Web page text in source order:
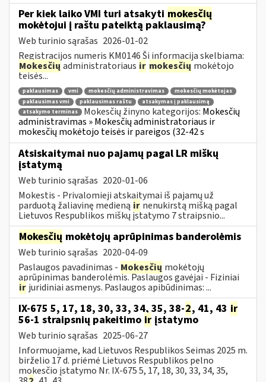
Per kiek laiko VMI turi atsakyti mokesčių
mokėtojui į raštu pateiktą paklausimą?
Web turinio sąrašas 2026-01-02
Registracijos numeris KM0146 Ši informacija skelbiama:
Mokesčių administratoriaus ir mokesčių mokėtojo
teisės...
paklausimas vmi mokesčių administravimas
mokesčių mokėtojas
paklausimas vmi
paklausimas raštu
atsakymas į paklausimą
atsakymo terminas
Mokesčių žinyno kategorijos: Mokesčių
administravimas » Mokesčių administratoriaus ir
mokesčių mokėtojo teisės ir pareigos (32-42 s
Atsiskaitymai nuo pajamų pagal LR miškų
įstatymą
Web turinio sąrašas 2020-01-06
Mokestis - Privalomieji atskaitymai iš pajamų už
parduotą žaliavinę medieną ir nenukirstą mišką pagal
Lietuvos Respublikos miškų įstatymo 7 straipsnio...
Mokesčių mokėtojų aprūpinimas banderolėmis
Web turinio sąrašas 2020-04-09
Paslaugos pavadinimas - Mokesčių mokėtojų
aprūpinimas banderolėmis. Paslaugos gavėjai - Fiziniai
ir juridiniai asmenys. Paslaugos apibūdinimas: ...
IX-675 5, 17, 18, 30, 33, 34, 35, 38-2, 41, 43 ir
56-1 straipsnių pakeitimo ir įstatymo
Web turinio sąrašas 2025-06-27
Informuojame, kad Lietuvos Respublikos Seimas 2025 m.
birželio 17 d. priėmė Lietuvos Respublikos pelno
mokesčio įstatymo Nr. IX-675 5, 17, 18, 30, 33, 34, 35,